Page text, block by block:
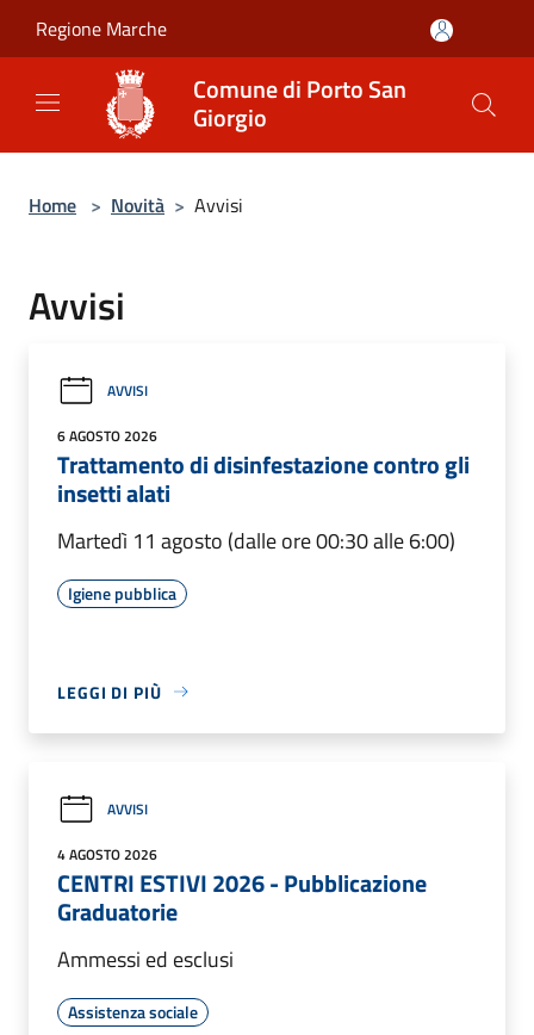
Regione Marche
Comune di Porto San
Giorgio
Home > Novità > Avvisi
Avvisi
AVVISI
6 AGOSTO 2026
Trattamento di disinfestazione contro gli
insetti alati
Martedì 11 agosto (dalle ore 00:30 alle 6:00)
Igiene pubblica
LEGGI DI PIÙ
AVVISI
4 AGOSTO 2026
CENTRI ESTIVI 2026 - Pubblicazione
Graduatorie
Ammessi ed esclusi
Assistenza sociale